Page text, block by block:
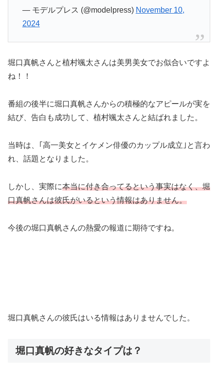
— モデルプレス (@modelpress) November 10,
2024
堀口真帆さんと植村颯太さんは美男美女でお似合いですよ
ね！！
番組の後半に堀口真帆さんからの積極的なアピールが実を
結び、告白も成功して、植村颯太さんと結ばれました。
当時は、｢高一美女とイケメン俳優のカップル成立｣と言わ
れ、話題となりました。
しかし、実際に本当に付き合ってるという事実はなく、堀
口真帆さんは彼氏がいるという情報はありません。
今後の堀口真帆さんの熱愛の報道に期待ですね。
堀口真帆さんの彼氏はいる情報はありませんでした。
堀口真帆の好きなタイプは？